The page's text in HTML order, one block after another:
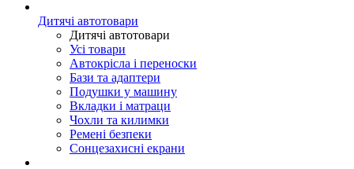
Дитячі автотовари
Дитячі автотовари
Усі товари
Автокрісла і переноски
Бази та адаптери
Подушки у машину
Вкладки і матраци
Чохли та килимки
Ремені безпеки
Сонцезахисні екрани